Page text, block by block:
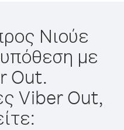
Νιούε
με
Out.
Viber Out,